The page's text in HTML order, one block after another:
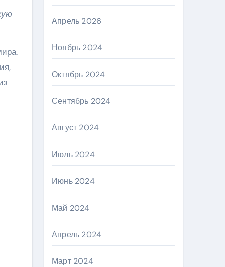
Апрель 2026
Ноябрь 2024
Октябрь 2024
Сентябрь 2024
Август 2024
Июль 2024
Июнь 2024
Май 2024
Апрель 2024
Март 2024